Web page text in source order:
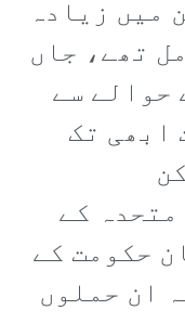
جن میں زیادہ
تھے، جاں
حوالے سے
ابھی تک
کے
حکومت کے
ان حملوں